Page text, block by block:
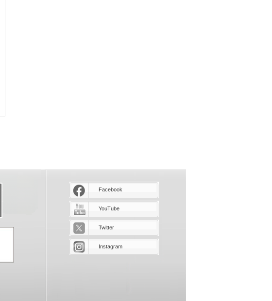
Facebook
YouTube
Twitter
Instagram